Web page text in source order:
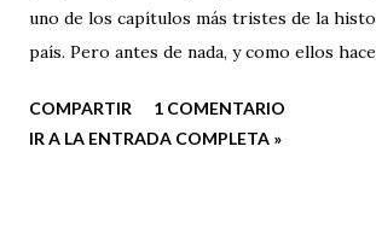
uno de los capítulos más tristes de la
país. Pero antes de nada, y como ellos
mantengamos viva la memoria histórica de
COMPARTIR
1 COMENTARIO
IR A LA ENTRADA COMPLETA »